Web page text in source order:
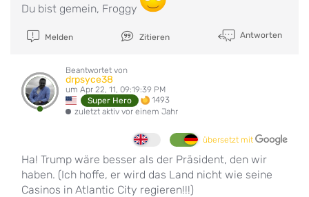
Du bist gemein, Froggy
Melden Zitieren Antworten
Beantwortet von
drpsyce38
um Apr 22, 11, 09:19:39 PM
Super Hero
1493
zuletzt aktiv vor einem Jahr
übersetzt mit
Ha! Trump wäre besser als der Präsident, den wir
haben. (Ich hoffe, er wird das Land nicht wie seine
Casinos in Atlantic City regieren!!!)